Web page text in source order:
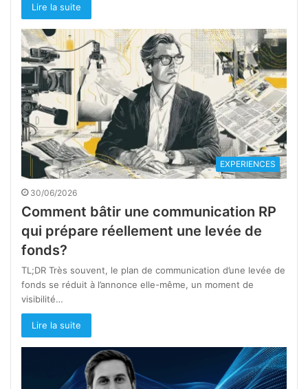
Lire la suite
EXPERIENCES
30/06/2026
Comment bâtir une communication RP
qui prépare réellement une levée de
fonds?
TL;DR Très souvent, le plan de communication d’une levée de
fonds se réduit à l’annonce elle-même, un moment de
visibilité…
Lire la suite